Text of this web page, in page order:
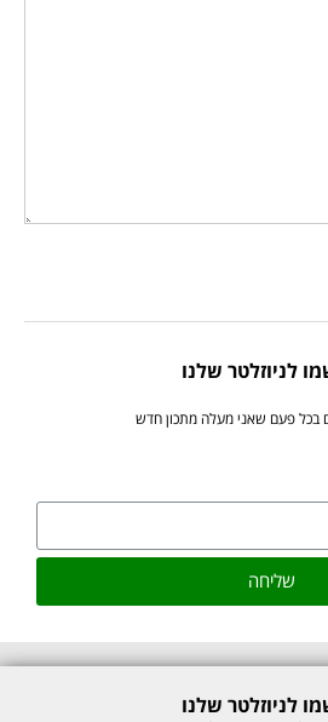
לניוזלטר שלנו
בכל פעם שאני מעלה מתכון חדש
שליחה
© כל הזכויות לתוכן באתר שמורות למיכל רוזנבך 2026. אין להעתיק או לשכפללניוזלטר שלנו